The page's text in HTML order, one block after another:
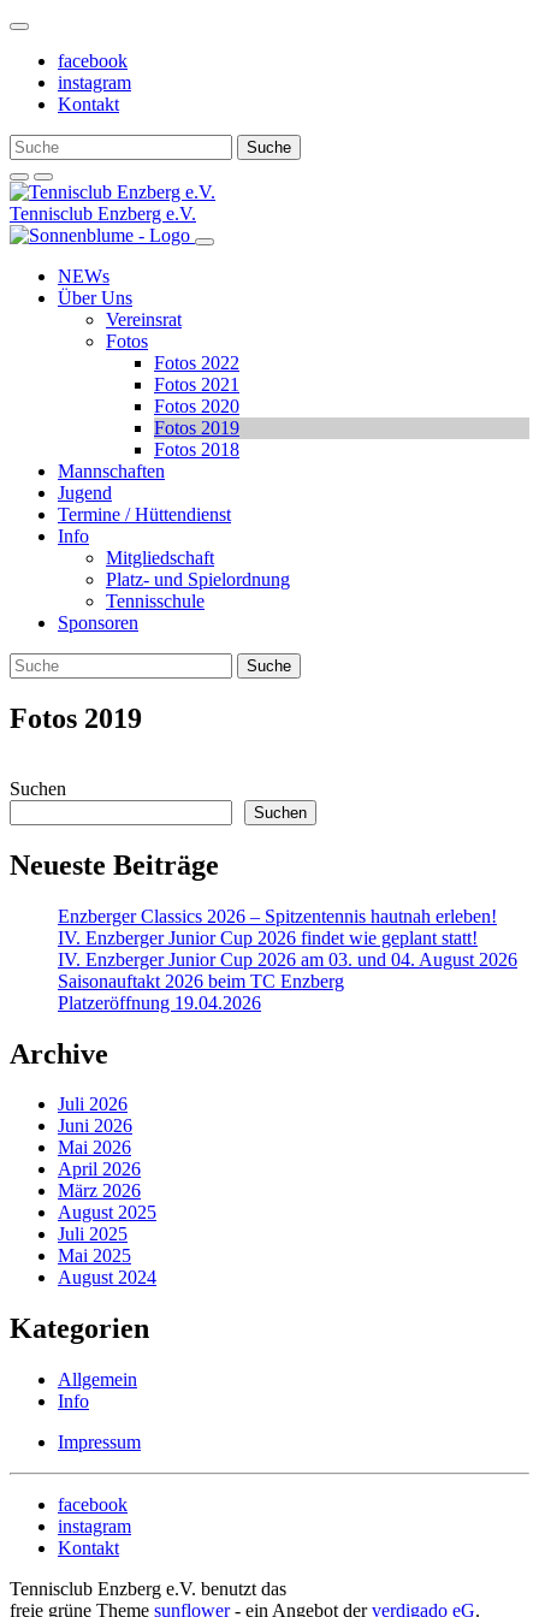
Weiter
Inhalt
facebook
instagram
Kontakt
Tennisclub Enzberg e.V.
NEWs
Über Uns
Vereinsrat
Fotos
Fotos 2022
Fotos 2021
Fotos 2020
Fotos 2019
Fotos 2018
Mannschaften
Jugend
Termine / Hüttendienst
Info
Mitgliedschaft
Platz- und Spielordnung
Tennisschule
Sponsoren
Fotos 2019
Suchen
Suchen
Neueste Beiträge
Enzberger Classics 2026 – Spitzentennis hautnah erleben!
IV. Enzberger Junior Cup 2026 findet wie geplant statt!
IV. Enzberger Junior Cup 2026 am 03. und 04. August 2026
Saisonauftakt 2026 beim TC Enzberg
Platzeröffnung 19.04.2026
Archive
Juli 2026
Juni 2026
Mai 2026
April 2026
März 2026
August 2025
Juli 2025
Mai 2025
August 2024
Kategorien
Allgemein
Info
Impressum
facebook
instagram
Kontakt
Tennisclub Enzberg e.V. benutzt das
freie grüne Theme sunflower‐ ein Angebot derverdigado eG.